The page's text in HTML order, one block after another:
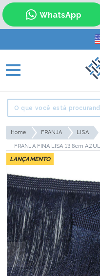
WhatsApp
Home FRANJA LISA
FRANJA FINA LISA 13,8cm
LANÇAMENTO